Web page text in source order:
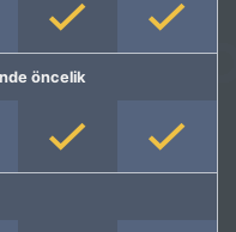
öncelik